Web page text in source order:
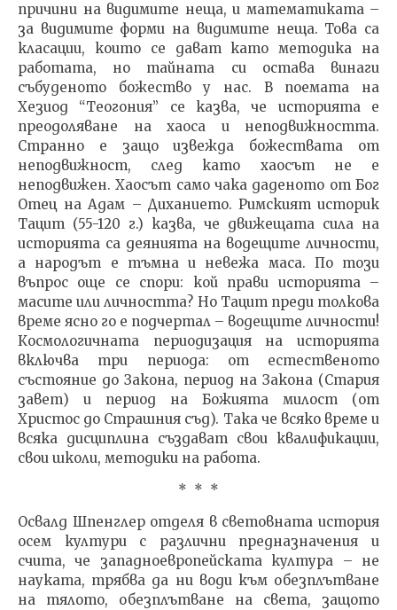
причини на видимите неща, и математиката –
за видимите форми на видимите неща. Това са
класации, които се дават като методика на
работата, но тайната си остава винаги
събуденото божество у нас. В поемата на
Хезиод “Теогония” се казва, че историята е
преодоляване на хаоса и неподвижността.
Странно е защо извежда божествата от
неподвижност, след като хаосът не е
неподвижен. Хаосът само чака даденото от Бог
Отец на Адам – Диханието. Римският историк
Тацит (55-120 г.) казва, че движещата сила на
историята са деянията на водещите личности,
а народът е тъмна и невежа маса. По този
въпрос още се спори: кой прави историята –
масите или личността? Но Тацит преди толкова
време ясно го е подчертал – водещите личности!
Космологичната периодизация на историята
включва три периода: от естественото
състояние до Закона, период на Закона (Стария
завет) и период на Божията милост (от
Христос до Страшния съд). Така че всяко време и
всяка дисциплина създават свои квалификации,
свои школи, методики на работа.
* * *
Освалд Шпенглер отделя в световната история
осем култури с различни предназначения и
счита, че западноевропейската култура – не
науката, трябва да ни води към обезплътване
на тялото, обезплътване на света, защото